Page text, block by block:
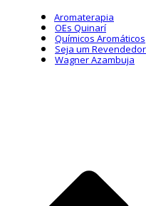
Aromaterapia
OEs Quinarí
Químicos Aromáticos
Seja um Revendedor
Wagner Azambuja